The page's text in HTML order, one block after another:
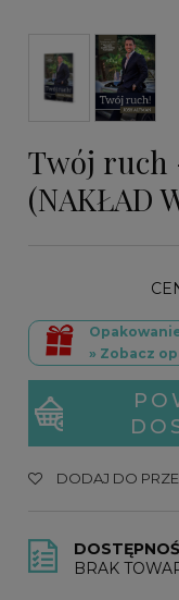
Twój ruch
(NAKŁAD
» Zobacz
DODAJ DO
BRAK